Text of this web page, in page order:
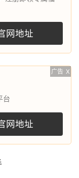
网地址
广告 X
台
网地址